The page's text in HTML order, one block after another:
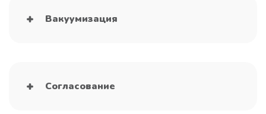
Вакуумизация
Согласование